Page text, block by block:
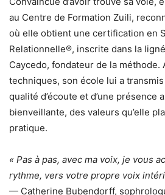
au Centre de Formation Zuili,
où elle obtient une certification en
Relationnelle®, inscrite dans la
Caycedo, fondateur de la méthode.
techniques, son école lui a transmis
qualité d’écoute et d’une présence
bienveillante, des valeurs qu’elle
pratique.
« Pas à pas, avec ma voix, je vous
rythme, vers votre propre voix
— Catherine Bubendorff,